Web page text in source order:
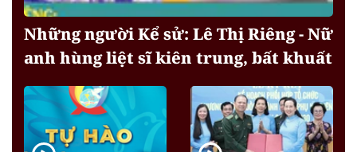
Những người Kể sử: Lê Thị Riêng - Nữ
anh hùng liệt sĩ kiên trung, bất khuất